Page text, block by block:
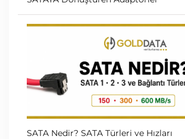
SATA Nedir? SATA Türleri ve Hızları